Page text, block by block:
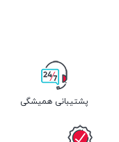
پشتیبانی همیشگی